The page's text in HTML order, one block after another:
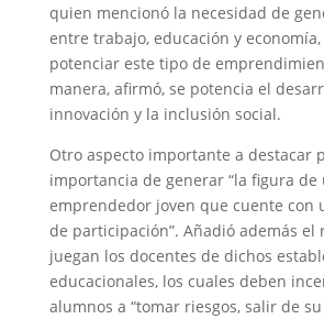
quien mencionó la necesidad de
entre trabajo, educación y
potenciar este tipo de
manera, afirmó, se potencia el
innovación y la inclusión social.
Otro aspecto importante a destacar
importancia de generar “la figura de
emprendedor joven que cuente con
de participación”. Añadió además el
juegan los docentes de dichos
educacionales, los cuales deben
alumnos a “tomar riesgos, salir de